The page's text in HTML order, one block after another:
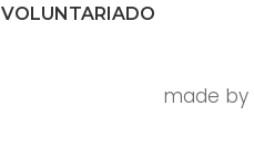
VOLUNTARIADO
made by